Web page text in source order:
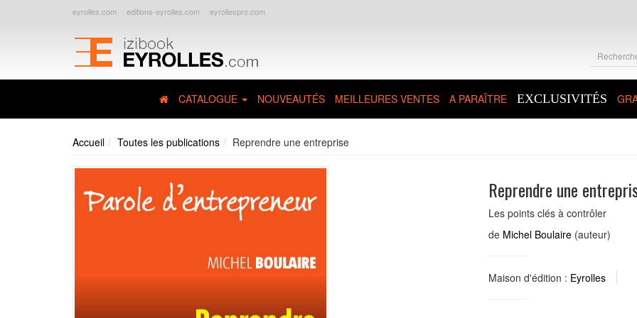
eyrolles.com editions-eyrolles.com eyrollespro.com
CATALOGUE NOUVEAUTÉS MEILLEURES VENTES A PARAÎTRE EXCLUSIVITÉS
Accueil Toutes les publications Reprendre une entreprise
Reprendre une
Les points clés à contrôler
de Michel Boulaire (auteur)
Maison d'édition : Eyrolles